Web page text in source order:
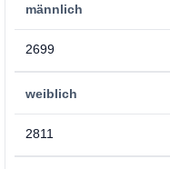
männlich
2699
weiblich
2811